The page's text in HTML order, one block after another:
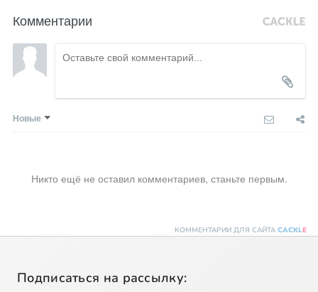
Комментарии
Новые
Никто ещё не оставил комментариев, станьте первым.
КОММЕНТАРИИ ДЛЯ САЙТА CACKLE
Подписаться на рассылку: